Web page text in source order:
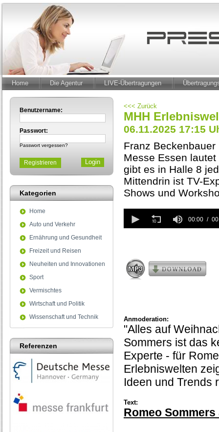
Home Die Agentur LIVE-Übertragungen
Benutzername:
Passwort:
Passwort vergessen?
Registrieren
Kategorien
Home
Auto und Verkehr
Ernährung und Gesundheit
Freizeit und Reisen
Neuheiten und Innovationen
Sport
Vermischtes
Wirtschaft und Politik
Wissenschaft und Technik
Referenzen
<<< Zurück
MHH
06.11.2025 17:15
Franz
Messe Essen
gibt es in Halle 8
Mittendrin ist TV-
Shows und
seconds
of
00:00
Anmoderation:
"Alles auf
Sommers ist das
Experte - für
Erlebniswelten
Ideen und Trends
Text:
Romeo